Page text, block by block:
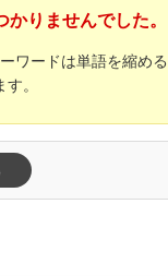
りませんでした。
ワードは単語を縮める
。